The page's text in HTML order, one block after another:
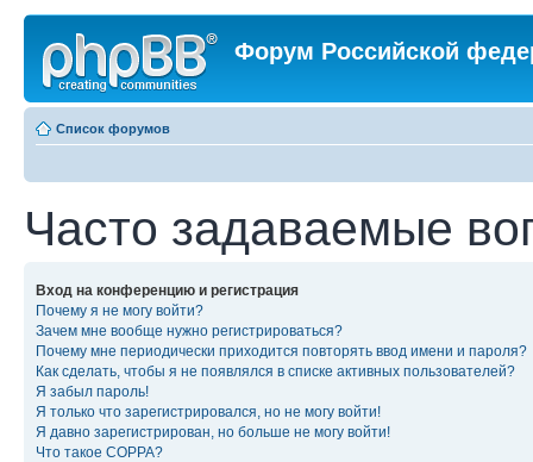
Форум Российской
Список форумов
Часто задаваемые
Вход на конференцию и регистрация
Почему я не могу войти?
Зачем мне вообще нужно регистрироваться?
Почему мне периодически приходится повторять ввод имени и пароля?
Как сделать, чтобы я не появлялся в списке активных пользователей?
Я забыл пароль!
Я только что зарегистрировался, но не могу войти!
Я давно зарегистрирован, но больше не могу войти!
Что такое COPPA?